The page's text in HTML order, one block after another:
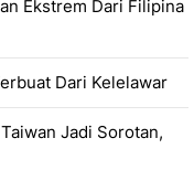
Ekstrem Dari Filipina
Dari Kelelawar
Jadi Sorotan,